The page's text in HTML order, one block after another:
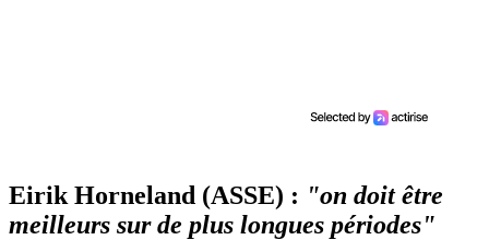
Eirik Horneland (ASSE) : "on doit être
meilleurs sur de plus longues périodes"